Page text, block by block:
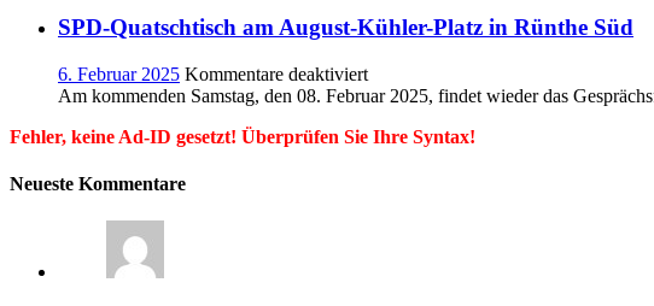
Blumen
Risse
am
Donnerstag
im
Treff
International
SPD-Quatschtisch am August-Kühler-Platz in Rünthe Süd
6. Februar 2025 Kommentare deaktiviertfür
SPD-
am
Am kommenden Samstag, den 08. Februar 2025, findet wieder das
Fehler, keine Ad-ID gesetzt! Überprüfen Sie Ihre Syntax!
Neueste Kommentare